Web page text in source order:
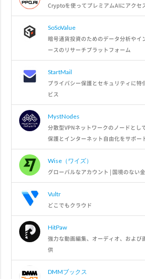
Cryptoを使ってプレミアムAIにアクセ
SoSoValue
暗号通貨投資のためのデータ分析やイ
ースのリサーチプラットフォーム
StartMail
プライバシー保護とセキュリティに特
ビス
MystNodes
分散型VPNネットワークのノードとし
保護とインターネット自由化をサポー
Wise（ワイズ）
グローバルなアカウント | 国境のない
Vultr
どこでもクラウド
HitPaw
強力な動画編集、オーディオ、および
供
DMMブックス